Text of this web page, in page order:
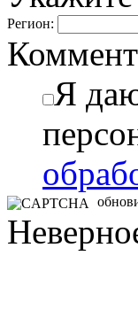
Регион:
Я